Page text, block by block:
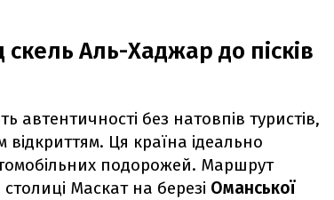
Аль-Хаджар до пісків
без натовпів туристів,
Ця країна ідеально
подорожей. Маршрут
Маскат на березі Оманської